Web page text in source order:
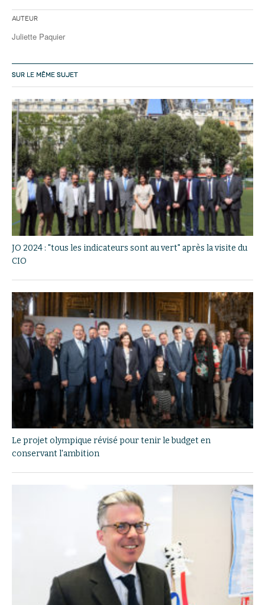
Auteur
Juliette Paquier
SUR LE MÊME SUJET
JO 2024 : "tous les indicateurs sont au vert" après la visite du
CIO
Le projet olympique révisé pour tenir le budget en
conservant l'ambition